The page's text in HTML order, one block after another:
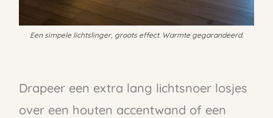
Een simpele lichtslinger, groots effect. Warmte gegarandeerd.
Drapeer een extra lang lichtsnoer losjes
over een houten accentwand of een